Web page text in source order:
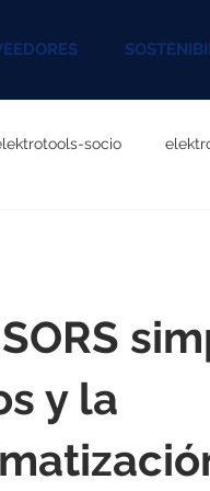
socio
elektrotools-
elektrotools-
y la